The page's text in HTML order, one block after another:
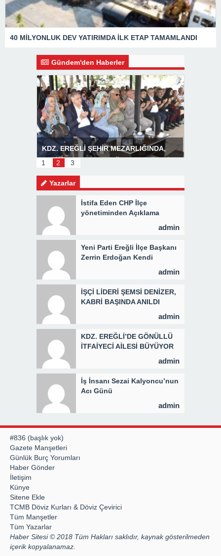
40 MİLYONLUK DEV YATIRIMDA İLK ETAP TAMAMLANDI
Gündem'den Haberler
KDZ. EREĞLİ ŞEHİR MEZARLIĞINDA,
MEVLİD PROGRAMI DÜZENLENDİ 3 BİN
1
2 3
Yazarlar
İstifa Eden CHP İlçe
yönetiminden Açıklama
admin
Yeni Parti Ereğli İlçe Başkanı
Zerrin Erdoğan Kendi
admin
İŞÇİ LİDERİ ŞEMSİ DENİZER,
KABRİ BAŞINDA ANILDI
admin
KDZ. EREĞLİ’DE GÖNÜLLÜ
İTFAİYECİ AİLESİ BÜYÜYOR
admin
İş İnsanı Sezai Kalyoncu’nun
Acı Günü
admin
#836 (başlık yok)
Gazete Manşetleri
Günlük Burç Yorumları
Haber Gönder
İletişim
Künye
Sitene Ekle
TCMB Döviz Kurları & Döviz Çevirici
Tüm Manşetler
Tüm Yazarlar
Haber Sitesi © 2018 Tüm Hakları saklıdır, kaynak gösterilmeden
içerik kopyalanamaz.